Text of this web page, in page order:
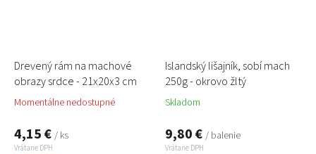
Drevený rám na machové
obrazy srdce - 21x20x3 cm
Momentálne nedostupné
4,15 € / ks
Vrátane DPH
Islandský lišajník, sobí mach
250g - okrovo žltý
Skladom
9,80 € / balenie
Vrátane DPH